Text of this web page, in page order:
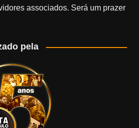
associados. Será um prazer
pela